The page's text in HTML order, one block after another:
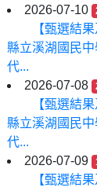
2026-07-10
【甄選結
縣立溪湖國民
代...
2026-07-08
【甄選結
縣立溪湖國民
代...
2026-07-09
【甄選結